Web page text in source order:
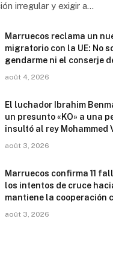
irregular y exigir a…
Marruecos reclama un
migratorio con la UE: No
gendarme ni el conserje
août 4, 2026
El luchador Ibrahim
un presunto «KO» a una
insultó al rey Mohammed
août 3, 2026
Marruecos confirma 11
los intentos de cruce
mantiene la cooperación
août 3, 2026